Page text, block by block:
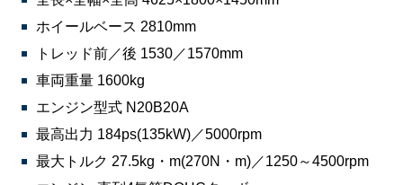
ホイールベース 2810mm
トレッド前／後 1530／1570mm
車両重量 1600kg
エンジン型式 N20B20A
最高出力 184ps(135kW)／5000rpm
最大トルク 27.5kg・m(270N・m)／1250～4500rpm